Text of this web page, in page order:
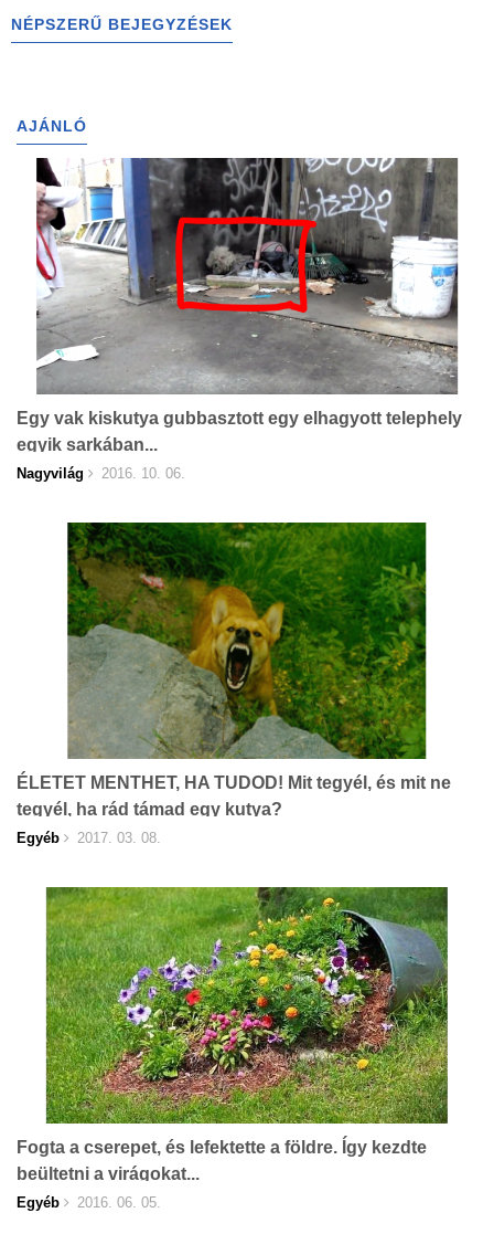
NÉPSZERŰ BEJEGYZÉSEK
AJÁNLÓ
Egy vak kiskutya gubbasztott egy elhagyott telephely
egyik sarkában...
Nagyvilág 2016. 10. 06.
ÉLETET MENTHET, HA TUDOD! Mit tegyél, és mit ne
tegyél, ha rád támad egy kutya?
Egyéb 2017. 03. 08.
Fogta a cserepet, és lefektette a földre. Így kezdte
beültetni a virágokat...
Egyéb 2016. 06. 05.